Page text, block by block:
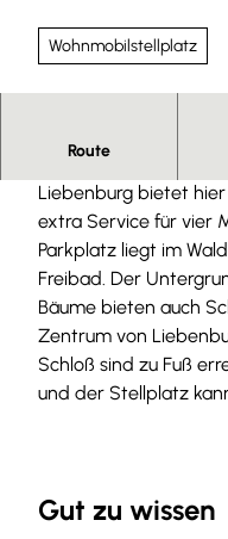
Wohnmobilstellplatz
Route
Herzlich willkommen
Liebenburg bietet
extra Service für vier
Parkplatz liegt im
Freibad. Der
Bäume bieten auch
Zentrum von
Schloß sind zu Fuß
und der Stellplatz
Gut zu wissen